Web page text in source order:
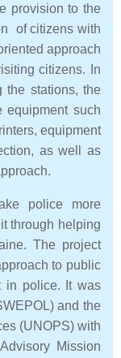
provision to the
of citizens with
approach
citizens. In
the stations, the
equipment such
equipment
as well as
police more
through helping
The project
to public
in police. It was
and the
(UNOPS) with
Mission